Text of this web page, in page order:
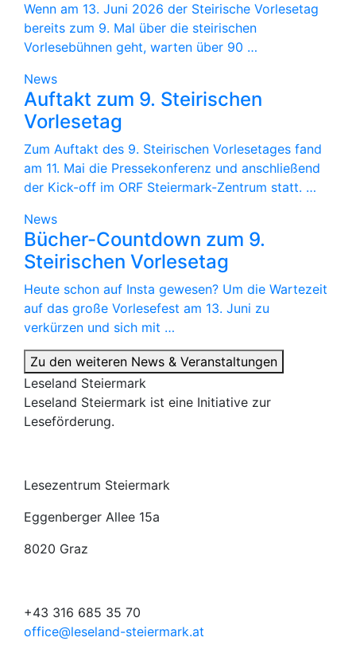
Wenn am 13. Juni 2026 der Steirische Vorlesetag
bereits zum 9. Mal über die steirischen
Vorlesebühnen geht, warten über 90 …
News
Auftakt zum 9. Steirischen
Vorlesetag
Zum Auftakt des 9. Steirischen Vorlesetages fand
am 11. Mai die Pressekonferenz und anschließend
der Kick-off im ORF Steiermark-Zentrum statt. …
News
Bücher-Countdown zum 9.
Steirischen Vorlesetag
Heute schon auf Insta gewesen? Um die Wartezeit
auf das große Vorlesefest am 13. Juni zu
verkürzen und sich mit …
Zu den weiteren News & Veranstaltungen
Leseland Steiermark
Leseland Steiermark ist eine Initiative zur
Leseförderung.
Lesezentrum Steiermark
Eggenberger Allee 15a
8020 Graz
+43 316 685 35 70
office@leseland-steiermark.at